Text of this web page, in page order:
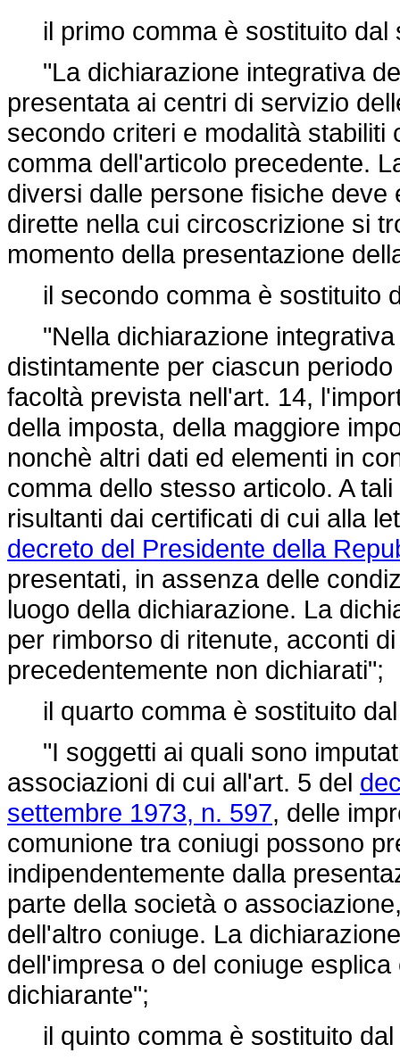
il primo comma è sostituito dal
"La dichiarazione integrativa
presentata ai centri di servizio
secondo criteri e modalità
comma dell'articolo precedente.
diversi dalle persone fisiche
dirette nella cui circoscrizione si
momento della presentazione
il secondo comma è sostituito
"Nella dichiarazione integrativa
distintamente per ciascun
facoltà prevista nell'art. 14,
della imposta, della maggiore
nonchè altri dati ed elementi in
comma dello stesso articolo. A
risultanti dai certificati di cui alla
decreto del Presidente della
presentati, in assenza delle
luogo della dichiarazione. La
per rimborso di ritenute, acconti
precedentemente non dichiarati";
il quarto comma è sostituito
"I soggetti ai quali sono
associazioni di cui all'art. 5 del
settembre 1973, n. 597, delle
comunione tra coniugi possono
indipendentemente dalla
parte della società o
dell'altro coniuge. La
dell'impresa o del coniuge
dichiarante";
il quinto comma è sostituito dal